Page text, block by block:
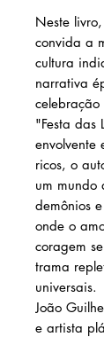
Neste
convida a
cultura
narrativa
"Festa das
envolvente
ricos, o
um mundo
demônios
onde o
coragem
trama
universais.
João
e artista